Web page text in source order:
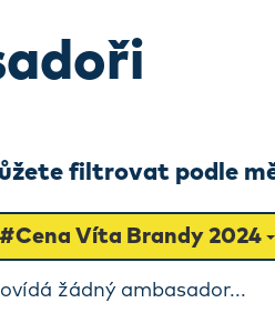
filtrovat podle
#Cena Víta Brandy 2024
žádný ambasador...